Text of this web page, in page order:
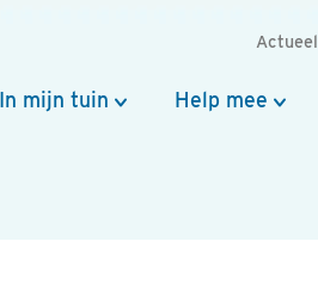
Actueel
In mijn tuin Help mee